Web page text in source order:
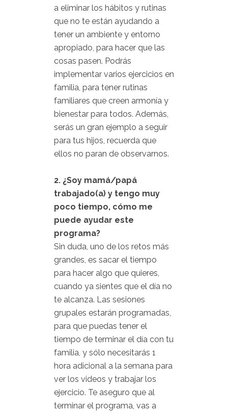
a eliminar los hábitos y rutinas
que no te están ayudando a
tener un ambiente y entorno
apropiado, para hacer que las
cosas pasen. Podrás
implementar varios ejercicios en
familia, para tener rutinas
familiares que creen armonía y
bienestar para todos. Además,
serás un gran ejemplo a seguir
para tus hijos, recuerda que
ellos no paran de observarnos.
2. ¿Soy mamá/papá
trabajado(a) y tengo muy
poco tiempo, cómo me
puede ayudar este
programa?
Sin duda, uno de los retos más
grandes, es sacar el tiempo
para hacer algo que quieres,
cuando ya sientes que el día no
te alcanza. Las sesiones
grupales estarán programadas,
para que puedas tener el
tiempo de terminar el día con tu
familia, y sólo necesitarás 1
hora adicional a la semana para
ver los videos y trabajar los
ejercicio. Te aseguro que al
terminar el programa, vas a